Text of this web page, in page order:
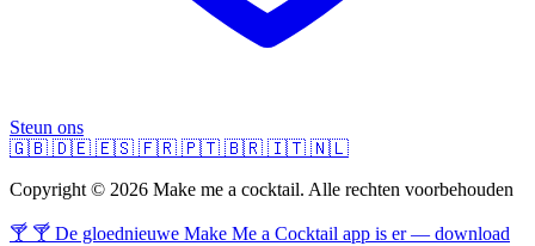
Steun ons
🇬🇧 🇩🇪 🇪🇸 🇫🇷 🇵🇹 🇧🇷 🇮🇹 🇳🇱
Copyright © 2026 Make me a cocktail. Alle rechten voorbehouden
🍸 🍸 De gloednieuwe Make Me a Cocktail app is er — download